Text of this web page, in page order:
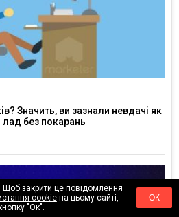
Значить, ви зазнали невдачі як
лад без покарань
Щоб закрити це повідомлення
cookieна цьому сайті,
"Ок".
ОК